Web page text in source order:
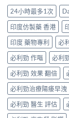
與
療
效
評
估〉
中
用
條
件、
風
險
與
安
全
指
南〉
中
何
同
時
解
決
勃
起
功
能
障
礙
與
早
洩〉
夠？
破
解
「劑
量
尷
尬」
的
三
種
解
法
與
替
完
整
解
析：
雙
效
果
凍
威、
西
地
那
非
＋
24小時最多1次
印度仿製藥 香港
印度 藥物專利
必
必利勁 作嘔
必利
必利勁 效果 翻倍
必利勁治療陽痿早洩
必利勁 醫生 評估